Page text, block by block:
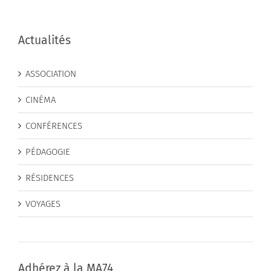
Actualités
ASSOCIATION
CINÉMA
CONFÉRENCES
PÉDAGOGIE
RÉSIDENCES
VOYAGES